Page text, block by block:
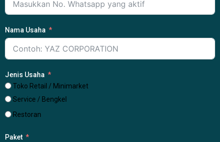
Nama Usaha
Jenis Usaha
Toko Retail / Minimarket
Service / Bengkel
Restoran
Paket